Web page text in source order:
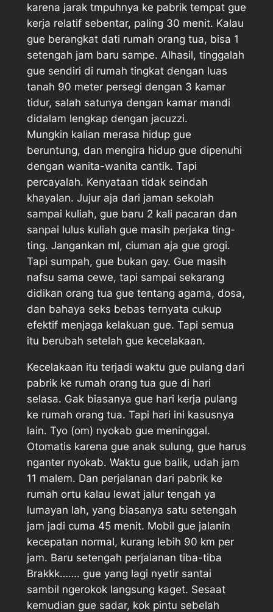
karena jarak tmpuhnya ke pabrik tempat gue
kerja relatif sebentar, paling 30 menit. Kalau
gue berangkat dati rumah orang tua, bisa 1
setengah jam baru sampe. Alhasil, tinggalah
gue sendiri di rumah tingkat dengan luas
tanah 90 meter persegi dengan 3 kamar
tidur, salah satunya dengan kamar mandi
didalam lengkap dengan jacuzzi.
Mungkin kalian merasa hidup gue
beruntung, dan mengira hidup gue dipenuhi
dengan wanita-wanita cantik. Tapi
percayalah. Kenyataan tidak seindah
khayalan. Jujur aja dari jaman sekolah
sampai kuliah, gue baru 2 kali pacaran dan
sanpai lulus kuliah gue masih perjaka ting-
ting. Jangankan ml, ciuman aja gue grogi.
Tapi sumpah, gue bukan gay. Gue masih
nafsu sama cewe, tapi sampai sekarang
didikan orang tua gue tentang agama, dosa,
dan bahaya seks bebas ternyata cukup
efektif menjaga kelakuan gue. Tapi semua
itu berubah setelah gue kecelakaan.
Kecelakaan itu terjadi waktu gue pulang dari
pabrik ke rumah orang tua gue di hari
selasa. Gak biasanya gue hari kerja pulang
ke rumah orang tua. Tapi hari ini kasusnya
lain. Tyo (om) nyokab gue meninggal.
Otomatis karena gue anak sulung, gue harus
nganter nyokab. Waktu gue balik, udah jam
11 malem. Dan perjalanan dari pabrik ke
rumah ortu kalau lewat jalur tengah ya
lumayan lah, yang biasanya satu setengah
jam jadi cuma 45 menit. Mobil gue jalanin
kecepatan normal, kurang lebih 90 km per
jam. Baru setengah perjalanan tiba-tiba
Brakkk……. gue yang lagi nyetir santai
sambil ngerokok langsung kaget. Sesaat
kemudian gue sadar, kok pintu sebelah